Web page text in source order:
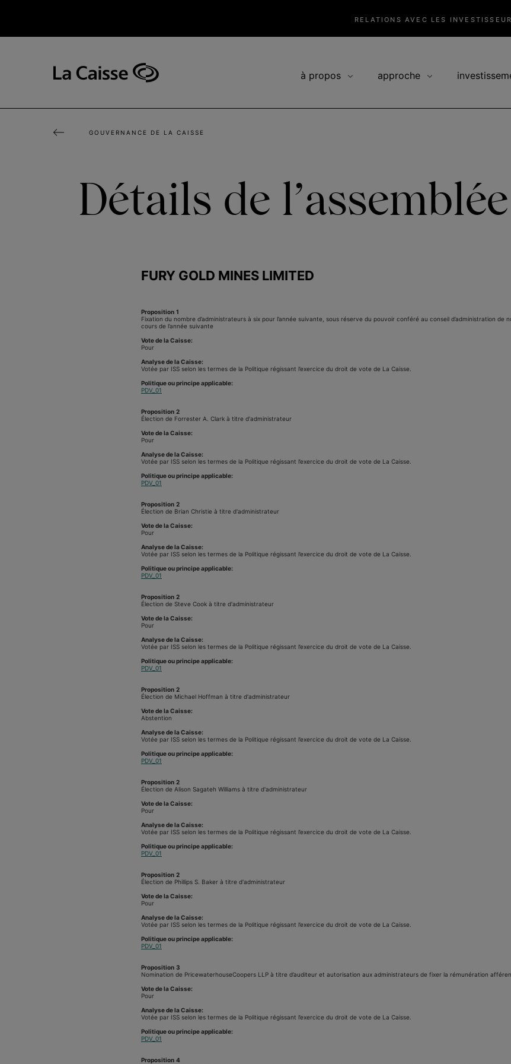
RELATIONS AVEC LES
à propos approche
GOUVERNANCE DE LA CAISSE
Détails de l’assemblée
FURY GOLD MINES LIMITED
Proposition 1
Fixation du nombre d’administrateurs à six pour l’année suivante, sous réserve du pouvoir conféré au conseil d’administration de
cours de l’année suivante
Vote de la Caisse:
Pour
Analyse de la Caisse:
Votée par ISS selon les termes de la Politique régissant l’exercice du droit de vote de La Caisse.
Politique ou principe applicable:
PDV_01
Proposition 2
Élection de Forrester A. Clark à titre d'administrateur
Vote de la Caisse:
Pour
Analyse de la Caisse:
Votée par ISS selon les termes de la Politique régissant l’exercice du droit de vote de La Caisse.
Politique ou principe applicable:
PDV_01
Proposition 2
Élection de Brian Christie à titre d'administrateur
Vote de la Caisse:
Pour
Analyse de la Caisse:
Votée par ISS selon les termes de la Politique régissant l’exercice du droit de vote de La Caisse.
Politique ou principe applicable:
PDV_01
Proposition 2
Élection de Steve Cook à titre d'administrateur
Vote de la Caisse:
Pour
Analyse de la Caisse:
Votée par ISS selon les termes de la Politique régissant l’exercice du droit de vote de La Caisse.
Politique ou principe applicable:
PDV_01
Proposition 2
Élection de Michael Hoffman à titre d'administrateur
Vote de la Caisse:
Abstention
Analyse de la Caisse:
Votée par ISS selon les termes de la Politique régissant l’exercice du droit de vote de La Caisse.
Politique ou principe applicable:
PDV_01
Proposition 2
Élection de Alison Sagateh Williams à titre d'administrateur
Vote de la Caisse:
Pour
Analyse de la Caisse:
Votée par ISS selon les termes de la Politique régissant l’exercice du droit de vote de La Caisse.
Politique ou principe applicable:
PDV_01
Proposition 2
Élection de Phillips S. Baker à titre d'administrateur
Vote de la Caisse:
Pour
Analyse de la Caisse:
Votée par ISS selon les termes de la Politique régissant l’exercice du droit de vote de La Caisse.
Politique ou principe applicable:
PDV_01
Proposition 3
Nomination de PricewaterhouseCoopers LLP à titre d’auditeur et autorisation aux administrateurs de fixer la rémunération
Vote de la Caisse:
Pour
Analyse de la Caisse:
Votée par ISS selon les termes de la Politique régissant l’exercice du droit de vote de La Caisse.
Politique ou principe applicable:
PDV_01
Proposition 4